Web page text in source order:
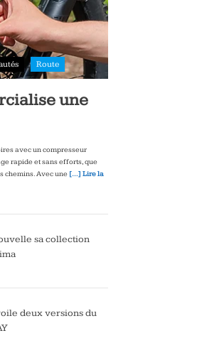
Route
une
avec un compresseur
rapide et sans efforts, que
chemins. Avec une […] Lire la
sa collection
deux versions du